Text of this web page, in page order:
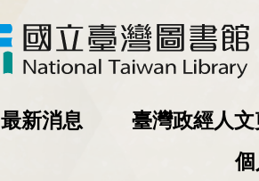
最新消息 臺灣政經人